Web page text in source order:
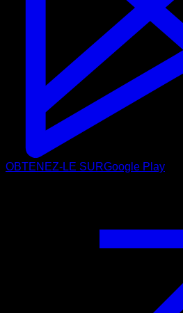
OBTENEZ-LE SURGoogle Play